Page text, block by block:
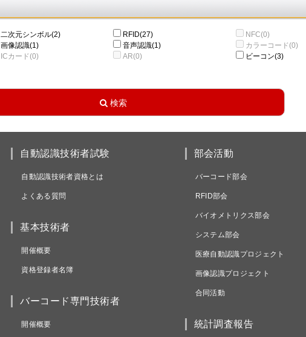
二次元シンボル(2) RFID(27)
NFC(0)
画像認識(1) 音声認識(1)
カラーコード(0)
ICカード(0) AR(0)
ビーコン(3)
自動認識技術者試験
自動認識技術者資格とは
よくある質問
基本技術者
開催概要
資格登録者名簿
バーコード専門技術者
開催概要
部会活動
バーコード部会
RFID部会
バイオメトリクス部会
システム部会
医療自動認識プロジェクト
画像認識プロジェクト
合同活動
統計調査報告